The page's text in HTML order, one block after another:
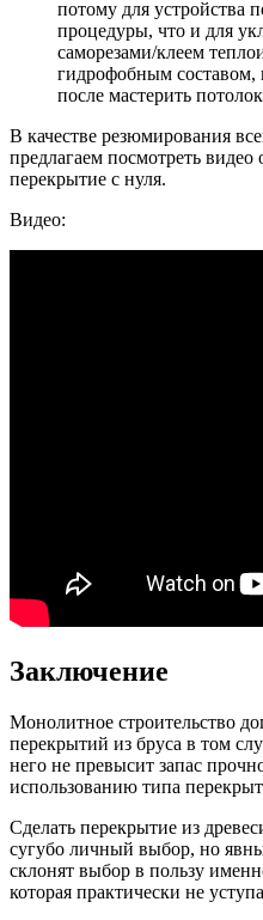
потому для устройства
процедуры, что и для
саморезами/клеем
гидрофобным составом,
после мастерить
В качестве резюмирования
предлагаем посмотреть видео
перекрытие с нуля.
Видео:
Заключение
Монолитное строительство
перекрытий из бруса в том
него не превысит запас
использованию типа
Сделать перекрытие из
сугубо личный выбор, но
склонят выбор в пользу
которая практически не